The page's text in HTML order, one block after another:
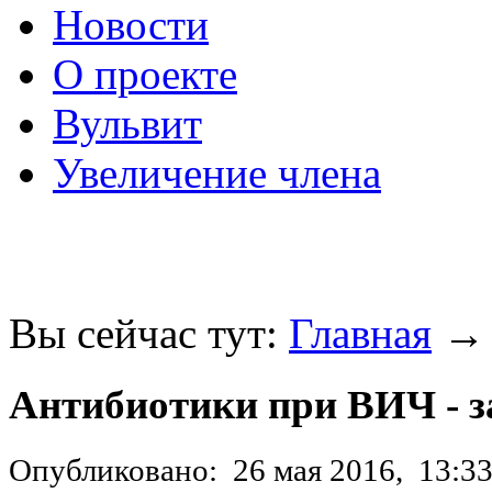
Новости
О проекте
Вульвит
Увеличение члена
Вы сейчас тут: Главная
Антибиотики при ВИЧ -
Опубликовано: 26 мая 2016, 13:33